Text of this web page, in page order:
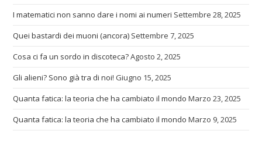
I matematici non sanno dare i nomi ai numeri Settembre 28, 2025
Quei bastardi dei muoni (ancora) Settembre 7, 2025
Cosa ci fa un sordo in discoteca?Agosto 2, 2025
Gli alieni? Sono già tra di noi! Giugno 15, 2025
Quanta fatica: la teoria che ha cambiato il mondo Marzo 23, 2025
Quanta fatica: la teoria che ha cambiato il mondo Marzo 9, 2025